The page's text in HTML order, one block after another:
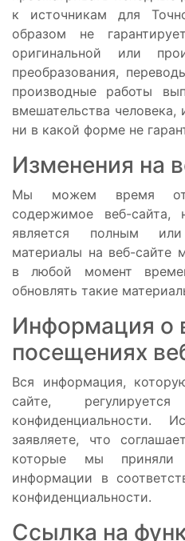
к источникам для
образом не
оригинальной или
преобразования,
производные работы
вмешательства
ни в какой форме не
Изменения на
Мы можем время от
содержимое веб-сайта,
является полным
материалы на веб-сайте
в любой момент
обновлять такие
Информация о
посещениях
Вся информация,
сайте,
конфиденциальности.
заявляете, что
которые мы
информации в
конфиденциальности.
Ссылка на